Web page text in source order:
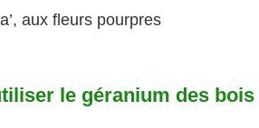
aux fleurs pourpres
le géranium des bois